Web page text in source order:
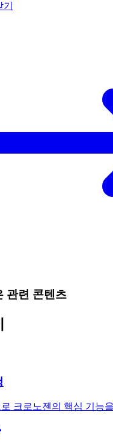
관련 콘텐츠
크로노젠의 핵심 기능